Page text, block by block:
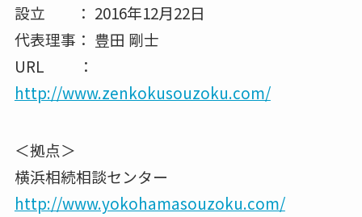
設立 ： 2016年12月22日
代表理事： 豊田 剛士
URL ：
http://www.zenkokusouzoku.com/
＜拠点＞
横浜相続相談センター
http://www.yokohamasouzoku.com/